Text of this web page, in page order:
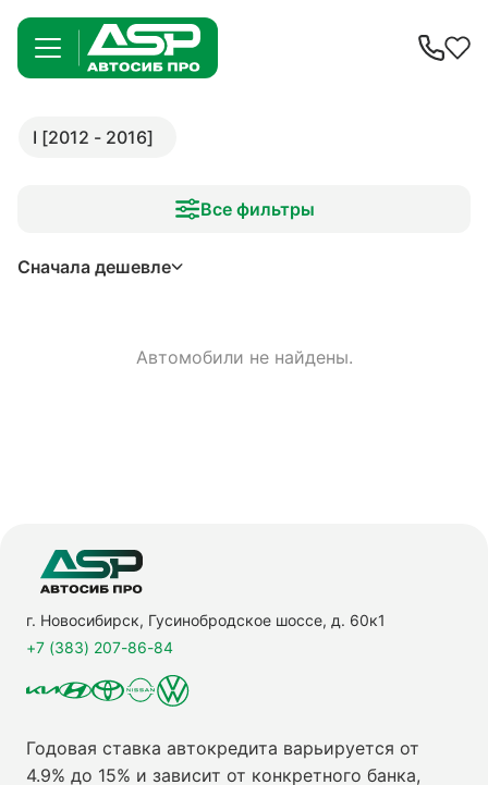
I [2012 - 2016]
Все фильтры
Сначала дешевле
Автомобили не найдены.
г. Новосибирск, Гусинобродское шоссе, д. 60к1
+7 (383) 207-86-84
Годовая ставка автокредита варьируется от
4.9% до 15% и зависит от конкретного банка,